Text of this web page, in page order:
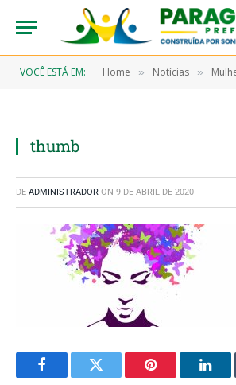
VOCÊ ESTÁ EM: Home » Notícias » Mulher
thumb
DE ADMINISTRADOR ON 9 DE ABRIL DE 2020
FacebookTwitter Pinterest